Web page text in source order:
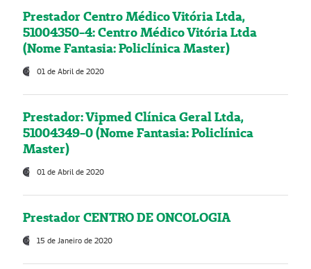
Prestador Centro Médico Vitória Ltda,
51004350-4: Centro Médico Vitória Ltda
(Nome Fantasia: Policlínica Master)
01 de Abril de 2020
Prestador: Vipmed Clínica Geral Ltda,
51004349-0 (Nome Fantasia: Policlínica
Master)
01 de Abril de 2020
Prestador CENTRO DE ONCOLOGIA
15 de Janeiro de 2020